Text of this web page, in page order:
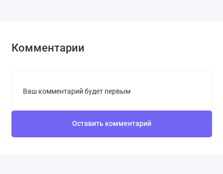
Комментарии
Ваш комментарий будет первым
Оставить комментарий